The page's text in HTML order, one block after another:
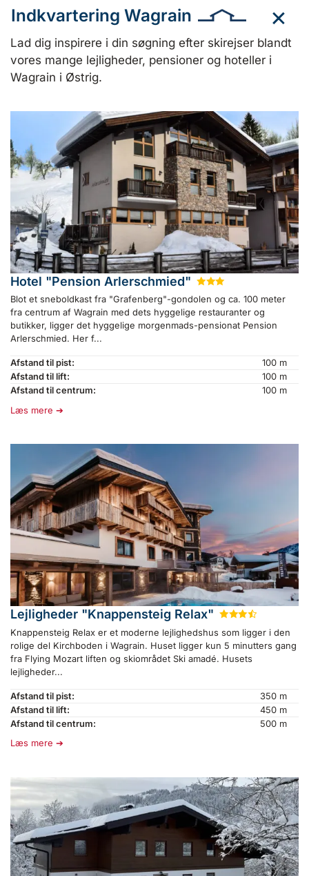
Indkvartering Wagrain
Lad dig inspirere i din søgning efter skirejser blandt
vores mange lejligheder, pensioner og hoteller i
Wagrain i Østrig.
Hotel "Pension Arlerschmied" ★★
Blot et sneboldkast fra "Grafenberg"-gondolen og ca. 100 meter
fra centrum af Wagrain med dets hyggelige restauranter og
butikker, ligger det hyggelige morgenmads-pensionat Pension
Arlerschmied. Her f...
Afstand til pist:
100 m
Afstand til lift:
100 m
Afstand til centrum:
100 m
Læs mere
Lejligheder "Knappensteig Relax" ★★★
Knappensteig Relax er et moderne lejlighedshus som ligger i den
rolige del Kirchboden i Wagrain. Huset ligger kun 5 minutters gang
fra Flying Mozart liften og skiområdet Ski amadé. Husets
lejligheder...
Afstand til pist:
350 m
Afstand til lift:
450 m
Afstand til centrum:
500 m
Læs mere